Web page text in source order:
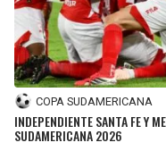
COPA SUDAMERICANA
INDEPENDIENTE SANTA FE Y
SUDAMERICANA 2026